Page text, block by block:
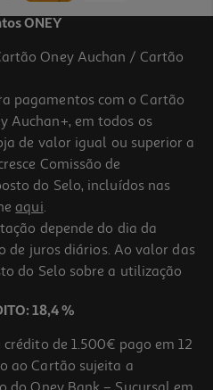
3.4
ONEY
Oney Auchan / Cartão
pagamentos com o Cartão
Auchan+, em todos os
de valor igual ou superior a
Comissão de
do Selo, incluídos nas
aqui.
depende do dia da
de juros diários. Ao valor das
do Selo sobre a utilização
18,4 %
de 1.500€ pago em 12
ao Cartão sujeita a